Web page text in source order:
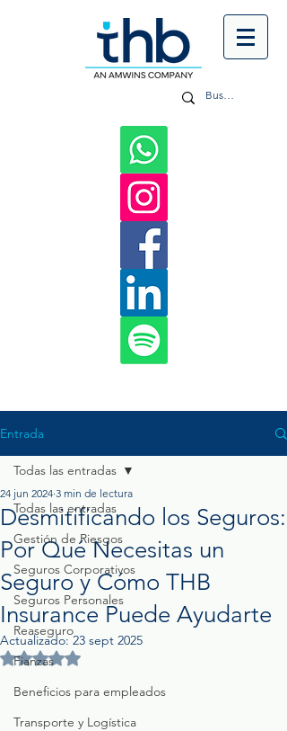
Entrada
Todas las entradas
Gestión de Riesgos
Seguros Corporativos
Seguros Personales
Reaseguro
Fianzas
Beneficios para empleados
Transporte y Logística
Todas las entradas
Desmitificando los Seguros:
Por Qué Necesitas un
Seguro y Cómo THB
Insurance Puede Ayudarte
24 jun 2024 3 min de lectura
Actualizado:23 sept 2025
Obtuvo NaN de 5 estrellas.